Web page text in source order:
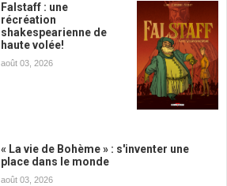
Falstaff : une
récréation
shakespearienne de
haute volée!
août 03, 2026
« La vie de Bohème » : s'inventer une
place dans le monde
août 03, 2026